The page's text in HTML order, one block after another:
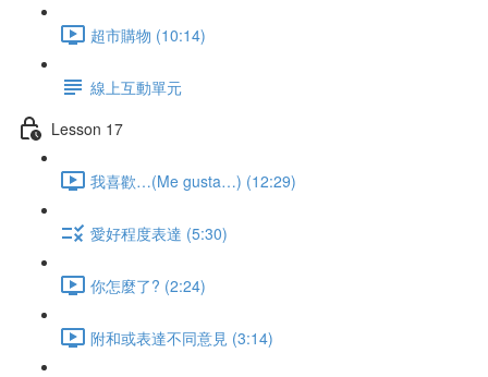
超市購物 (10:14)
線上互動單元
Lesson 17
我喜歡…(Me gusta…) (12:29)
愛好程度表達 (5:30)
你怎麼了? (2:24)
附和或表達不同意見 (3:14)